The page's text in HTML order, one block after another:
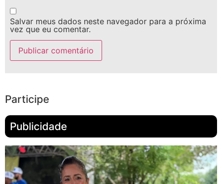
Salvar meus dados neste navegador para a próxima
vez que eu comentar.
Participe
Publicidade